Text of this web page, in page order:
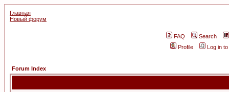
Главная
Новый форум
FAQ
Search
Profile
Log in
Forum Index